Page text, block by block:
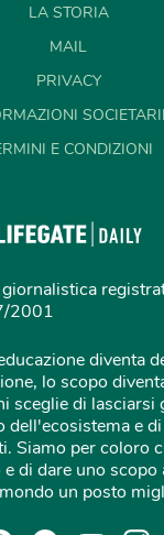
LA STORIA
MAIL
PRIVACY
E CONDIZIONI
2001
diventa
lo scopo
sceglie di lasciarsi
dell'ecosistema e
Siamo per coloro
di dare uno scopo
un posto